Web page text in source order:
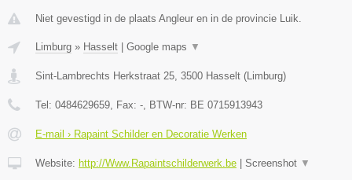
Niet gevestigd in de plaats Angleur en in de provincie Luik.
Limburg » Hasselt | Google maps ▼
Sint-Lambrechts Herkstraat 25 3500 Hasselt (Limburg)
Tel: 0484629659 , Fax: - , BTW-nr: BE 0715913943
E-mail › Rapaint Schilder en Decoratie Werken
Website: http://Www.Rapaintschilderwerk.be | Screenshot ▼